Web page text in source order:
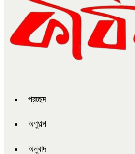
প্রচ্ছদ
অণুগল্প
অনুবাদ